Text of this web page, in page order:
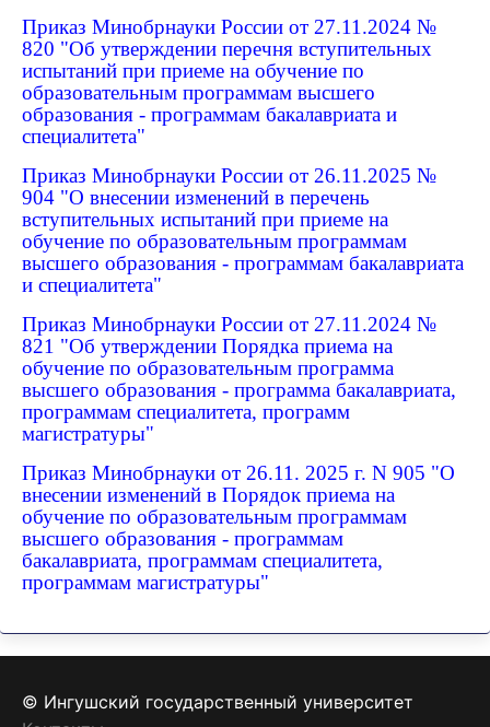
Приказ Минобрнауки России от 27.11.2024 №
820 "Об утверждении перечня вступительных
испытаний при приеме на обучение по
образовательным программам высшего
образования - программам бакалавриата и
специалитета"
Приказ Минобрнауки России от 26.11.2025 №
904 "О внесении изменений в перечень
вступительных испытаний при приеме на
обучение по образовательным программам
высшего образования - программам бакалавриата
и специалитета"
Приказ Минобрнауки России от 27.11.2024 №
821 "Об утверждении Порядка приема на
обучение по образовательным программа
высшего образования - программа бакалавриата,
программам специалитета, программ
магистратуры"
Приказ Минобрнауки от 26.11. 2025 г. N 905 "О
внесении изменений в Порядок приема на
обучение по образовательным программам
высшего образования - программам
бакалавриата, программам специалитета,
программам магистратуры"
© Ингушский государственный университет